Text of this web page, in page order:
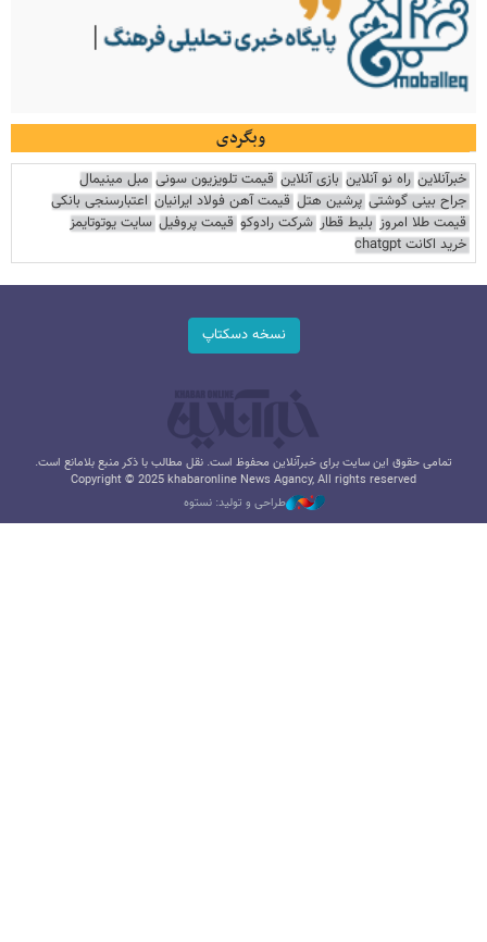
وبگردی
خبرآنلاین راه نو آنلاین بازی آنلاین قیمت تلویزیون سونی مبل مینیمال
جراح بینی گوشتی پرشین هتل قیمت آهن فولاد ایرانیان اعتبارسنجی بانکی
قیمت طلا امروز بلیط قطار شرکت رادوکو قیمت پروفیل سایت یوتوتایمز
خرید اکانت chatgpt
نسخه دسکتاپ
تمامی حقوق این سایت برای خبرآنلاین محفوظ است. نقل مطالب با ذکر منبع بلامانع است.
Copyright © 2025 khabaronline News Agancy, All rights reserved
طراحی و تولید: نستوه